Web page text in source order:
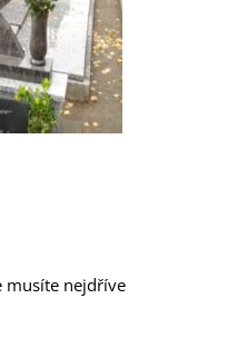
musíte nejdříve